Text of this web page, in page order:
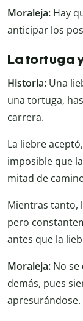
Moraleja: Hay
anticipar los
La tortuga
Historia: Una
una tortuga,
carrera.
La liebre
imposible que
mitad de
Mientras tanto,
pero
antes que la
Moraleja: No
demás, pues
apresurándose.